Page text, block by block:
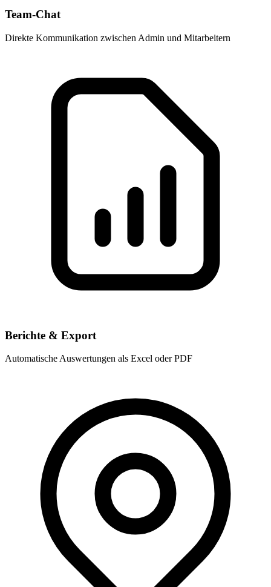
Team-Chat
Direkte Kommunikation zwischen Admin und Mitarbeitern
Berichte & Export
Automatische Auswertungen als Excel oder PDF